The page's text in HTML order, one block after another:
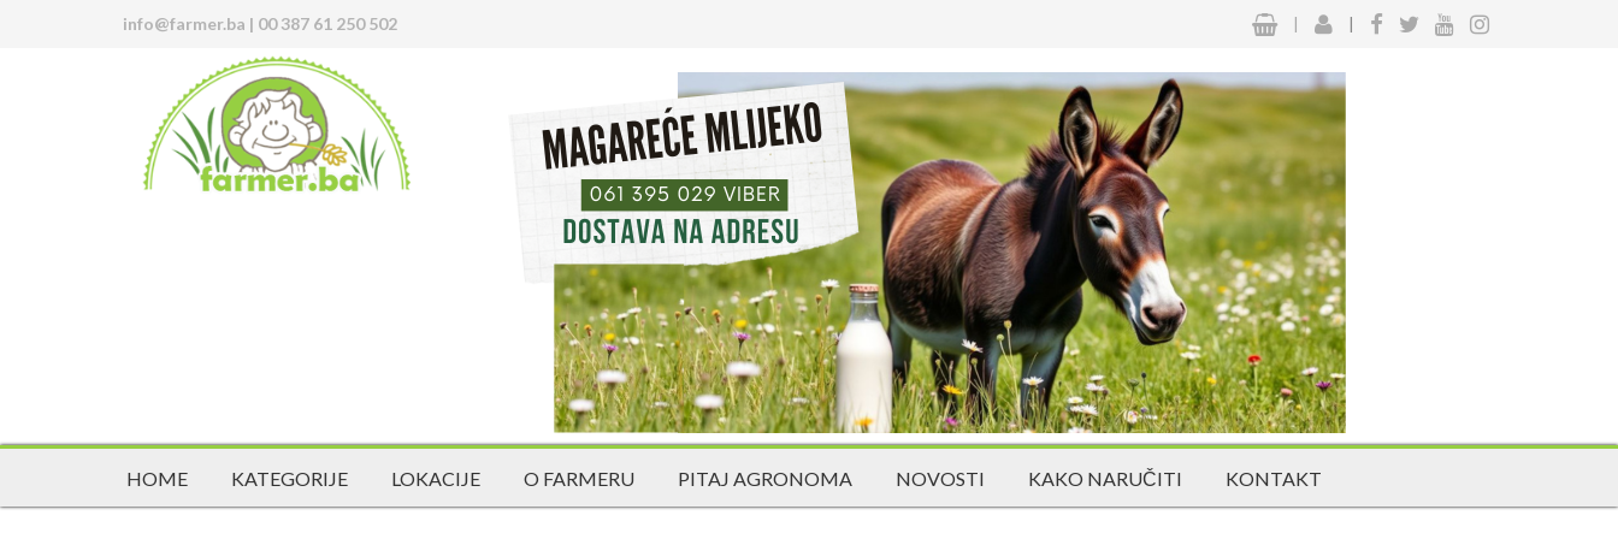
info@farmer.ba | 00 387 61 250 502 | |
HOME KATEGORIJE LOKACIJE O FARMERU PITAJ AGRONOMA NOVOSTI KAKO NARUČITI KONTAKT